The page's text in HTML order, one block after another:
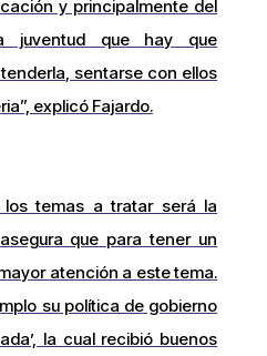
y principalmente del
juventud que hay que
sentarse con ellos
explicó Fajardo.
los temas a tratar será la
que para tener un
atención a este tema.
su política de gobierno
la cual recibió buenos